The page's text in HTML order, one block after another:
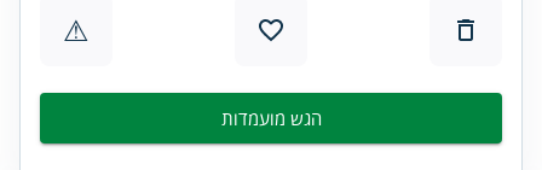
⚠
הגש מועמדות